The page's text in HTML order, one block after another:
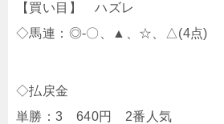
【買い目】 ハズレ
◇馬連：◎-〇、▲、☆、△(4点)
◇払戻金
単勝：3 640円 2番人気